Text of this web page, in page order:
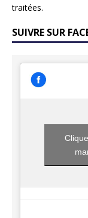
traitées.
SUIVRE SUR